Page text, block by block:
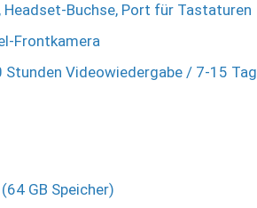
Headset-Buchse, Port für Tastaturen
Frontkamera
Videowiedergabe / 7-15
GB Speicher)